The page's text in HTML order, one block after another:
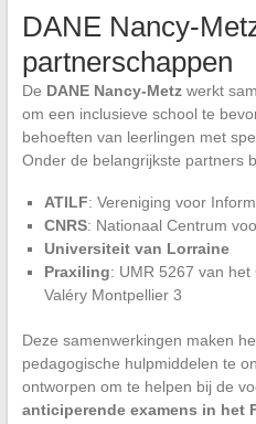
DANE Nancy-
partnerschappen
De DANE Nancy-Metzwerkt
om een inclusieve school te
behoeften van leerlingen met
Onder de belangrijkste partners
ATILF: Vereniging voor
CNRS: Nationaal Centrum
Universiteit van Lorraine
Praxiling: UMR 5267 van het
Valéry Montpellier 3
Deze samenwerkingen maken
pedagogische hulpmiddelen te
ontworpen om te helpen bij de
anticiperende examens in het